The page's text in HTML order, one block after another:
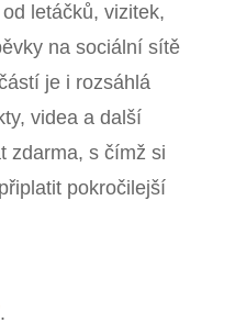
od letáčků, vizitek,
na sociální sítě
je i rozsáhlá
videa a další
zdarma, s čímž si
pokročilejší
.